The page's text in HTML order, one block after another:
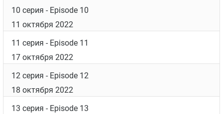
10 серия - Episode 10
11 октября 2022
11 серия - Episode 11
17 октября 2022
12 серия - Episode 12
18 октября 2022
13 серия - Episode 13